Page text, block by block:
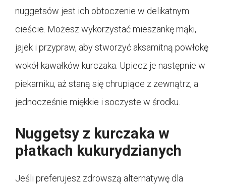
nuggetsów jest ich obtoczenie w delikatnym
cieście. Możesz wykorzystać mieszankę mąki,
jajek i przypraw, aby stworzyć aksamitną powłokę
wokół kawałków kurczaka. Upiecz je następnie w
piekarniku, aż staną się chrupiące z zewnątrz, a
jednocześnie miękkie i soczyste w środku.
Nuggetsy z kurczaka w
płatkach kukurydzianych
Jeśli preferujesz zdrowszą alternatywę dla